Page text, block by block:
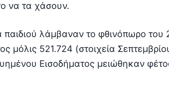
να τα χάσουν.
παιδιού λάμβαναν το φθινόπωρο του
μόλις 521.724 (στοιχεία
Εισοδήματος μειώθηκαν